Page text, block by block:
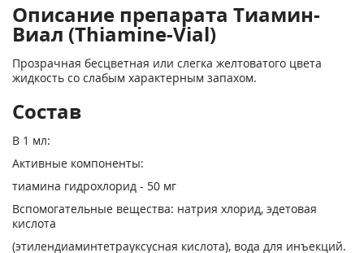
Описание препарата Тиамин-
Виал (Thiamine-Vial)
Прозрачная бесцветная или слегка желтоватого цвета
жидкость со слабым характерным запахом.
Состав
В 1 мл:
Активные компоненты:
тиамина гидрохлорид - 50 мг
Вспомогательные вещества: натрия хлорид, эдетовая
кислота
(этилендиаминтетрауксусная кислота), вода для инъекций.